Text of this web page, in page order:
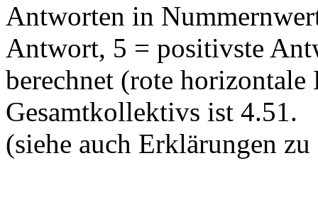
Antworten in
Antwort, 5 = positivste
berechnet (rote
Gesamtkollektivs ist 4.51.
(siehe auch Erklärungen